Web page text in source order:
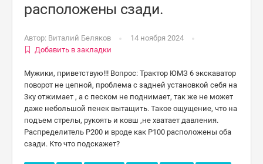
расположены сзади.
Автор: Виталий Беляков
14 ноября 2024
Добавить в закладки
Мужики, приветствую!!! Вопрос: Трактор ЮМЗ 6 экскаватор
поворот не цепной, проблема с задней установкой себя на
3ку отжимает , а с песком не поднимает, так же не может
даже небольшой пенек вытащить. Такое ощущение, что на
подъем стрелы, рукоять и ковш ,не хватает давления.
Распределитель Р200 и вроде как Р100 расположены оба
сзади. Кто что подскажет?